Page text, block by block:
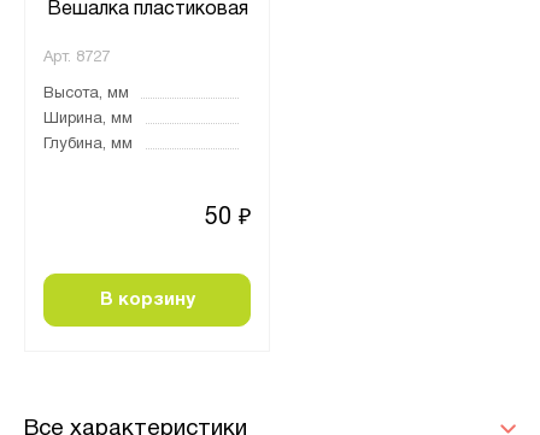
Вешалка пластиковая
Арт. 8727
Высота, мм
Ширина, мм
Глубина, мм
50 ₽
В корзину
Все характеристики